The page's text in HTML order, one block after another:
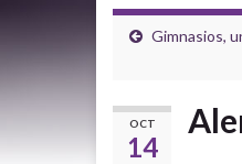
Gimnasios,
OCT
14